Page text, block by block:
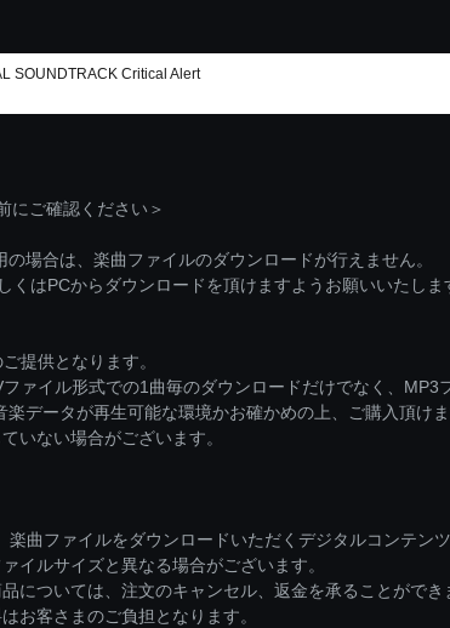
SOUNDTRACK Critical Alert
ご確認ください＞
場合は、楽曲ファイルのダウンロードが行えません。
はPCからダウンロードを頂けますようお願いいたしま
提供となります。
ァイル形式での1曲毎のダウンロードだけでなく、MP3
データが再生可能な環境かお確かめの上、ご購入頂けま
いない場合がございます。
楽曲ファイルをダウンロードいただくデジタルコンテン
イルサイズと異なる場合がございます。
については、注文のキャンセル、返金を承ることができ
お客さまのご負担となります。